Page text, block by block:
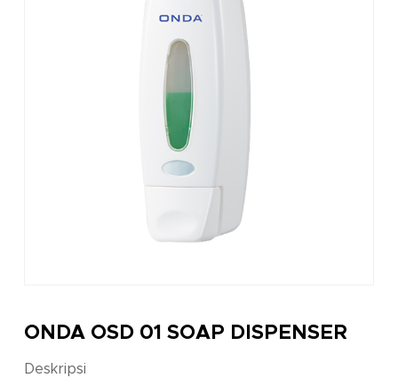
ONDA OSD 01 SOAP DISPENSER
Deskripsi